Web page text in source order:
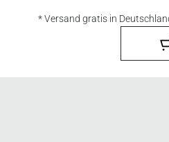
* Versand gratis in